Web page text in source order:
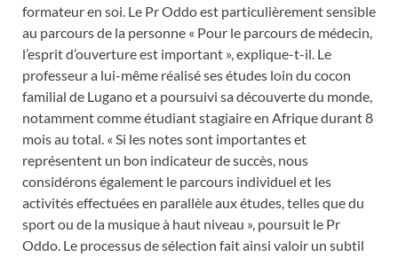
formateur en soi. Le Pr Oddo est particulièrement sensible
au parcours de la personne « Pour le parcours de médecin,
l’esprit d’ouverture est important », explique-t-il. Le
professeur a lui-même réalisé ses études loin du cocon
familial de Lugano et a poursuivi sa découverte du monde,
notamment comme étudiant stagiaire en Afrique durant 8
mois au total. « Si les notes sont importantes et
représentent un bon indicateur de succès, nous
considérons également le parcours individuel et les
activités effectuées en parallèle aux études, telles que du
sport ou de la musique à haut niveau », poursuit le Pr
Oddo. Le processus de sélection fait ainsi valoir un subtil